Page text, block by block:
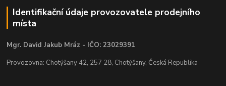
Identifikační údaje provozovatele prodejního
místa
Mgr. David Jakub Mráz - IČO: 23029391
Provozovna: Chotýšany 42, 257 28, Chotýšany, Česká Republika